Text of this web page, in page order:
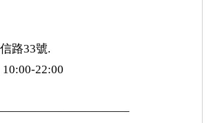
路33號.
22:00